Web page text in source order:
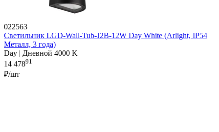
022563
Светильник LGD-Wall-Tub-J2B-12W Day White (Arlight, IP54
Металл, 3 года)
Day | Дневной 4000 K
14 47891
₽/шт